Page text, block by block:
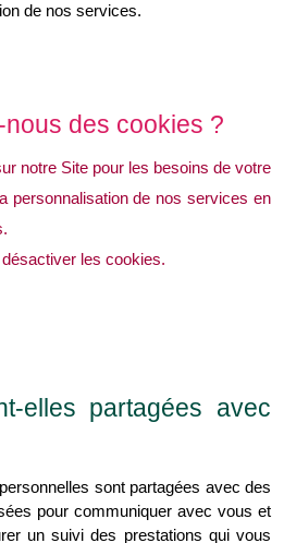
de nos services.
des cookies ?
notre Site pour les besoins de votre
personnalisation de nos services en
les cookies.
elles partagées avec
sont partagées avec des
pour communiquer avec vous et
un suivi des prestations qui vous